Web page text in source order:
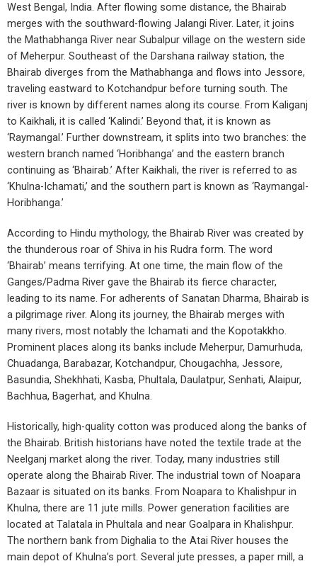
West Bengal, India. After flowing some distance, the Bhairab
merges with the southward-flowing Jalangi River. Later, it joins
the Mathabhanga River near Subalpur village on the western side
of Meherpur. Southeast of the Darshana railway station, the
Bhairab diverges from the Mathabhanga and flows into Jessore,
traveling eastward to Kotchandpur before turning south. The
river is known by different names along its course. From Kaliganj
to Kaikhali, it is called ‘Kalindi.’ Beyond that, it is known as
‘Raymangal.’ Further downstream, it splits into two branches: the
western branch named ‘Horibhanga’ and the eastern branch
continuing as ‘Bhairab.’ After Kaikhali, the river is referred to as
‘Khulna-Ichamati,’ and the southern part is known as ‘Raymangal-
Horibhanga.’
According to Hindu mythology, the Bhairab River was created by
the thunderous roar of Shiva in his Rudra form. The word
‘Bhairab’ means terrifying. At one time, the main flow of the
Ganges/Padma River gave the Bhairab its fierce character,
leading to its name. For adherents of Sanatan Dharma, Bhairab is
a pilgrimage river. Along its journey, the Bhairab merges with
many rivers, most notably the Ichamati and the Kopotakkho.
Prominent places along its banks include Meherpur, Damurhuda,
Chuadanga, Barabazar, Kotchandpur, Chougachha, Jessore,
Basundia, Shekhhati, Kasba, Phultala, Daulatpur, Senhati, Alaipur,
Bachhua, Bagerhat, and Khulna.
Historically, high-quality cotton was produced along the banks of
the Bhairab. British historians have noted the textile trade at the
Neelganj market along the river. Today, many industries still
operate along the Bhairab River. The industrial town of Noapara
Bazaar is situated on its banks. From Noapara to Khalishpur in
Khulna, there are 11 jute mills. Power generation facilities are
located at Talatala in Phultala and near Goalpara in Khalishpur.
The northern bank from Dighalia to the Atai River houses the
main depot of Khulna’s port. Several jute presses, a paper mill, a